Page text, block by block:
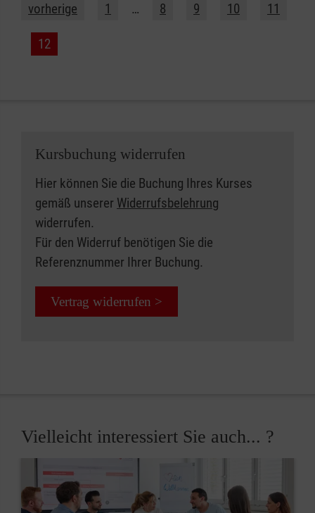
vorherige 1 … 8 9 10 11
12
Kursbuchung widerrufen
Hier können Sie die Buchung Ihres Kurses
gemäß unserer Widerrufsbelehrung
widerrufen.
Für den Widerruf benötigen Sie die
Referenznummer Ihrer Buchung.
Vertrag widerrufen >
Vielleicht interessiert Sie auch... ?